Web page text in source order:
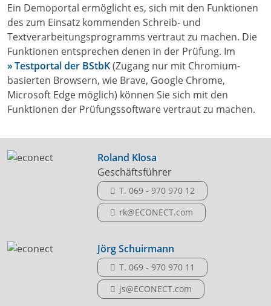
Ein Demoportal ermöglicht es, sich mit den Funktionen
des zum Einsatz kommenden Schreib- und
Textverarbeitungsprogramms vertraut zu machen. Die
Funktionen entsprechen denen in der Prüfung. Im
Testportal der BStbK(Zugang nur mit Chromium-
basierten Browsern, wie Brave, Google Chrome,
Microsoft Edge möglich) können Sie sich mit den
Funktionen der Prüfungssoftware vertraut zu machen.
Roland Klosa
Geschäftsführer
T. 069 - 970 970 12
rk@ECONECT.com
Jörg Schuirmann
T. 069 - 970 970 11
js@ECONECT.com